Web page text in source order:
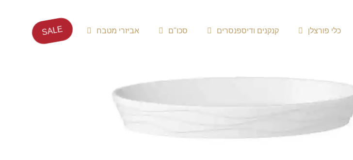
כלי פורצלן קנקנים ודיספנסרים סכו"ם אביזרי מטבח SALE